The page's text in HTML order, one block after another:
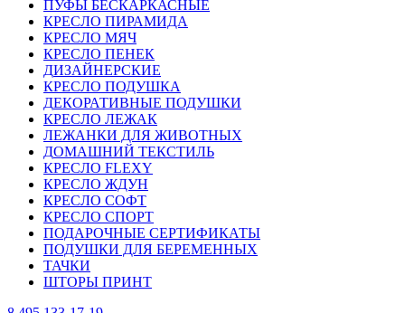
ПУФЫ БЕСКАРКАСНЫЕ
КРЕСЛО ПИРАМИДА
КРЕСЛО МЯЧ
КРЕСЛО ПЕНЕК
ДИЗАЙНЕРСКИЕ
КРЕСЛО ПОДУШКА
ДЕКОРАТИВНЫЕ ПОДУШКИ
КРЕСЛО ЛЕЖАК
ЛЕЖАНКИ ДЛЯ ЖИВОТНЫХ
ДОМАШНИЙ ТЕКСТИЛЬ
КРЕСЛО FLEXY
КРЕСЛО ЖДУН
КРЕСЛО СОФТ
КРЕСЛО СПОРТ
ПОДАРОЧНЫЕ СЕРТИФИКАТЫ
ПОДУШКИ ДЛЯ БЕРЕМЕННЫХ
ТАЧКИ
ШТОРЫ ПРИНТ